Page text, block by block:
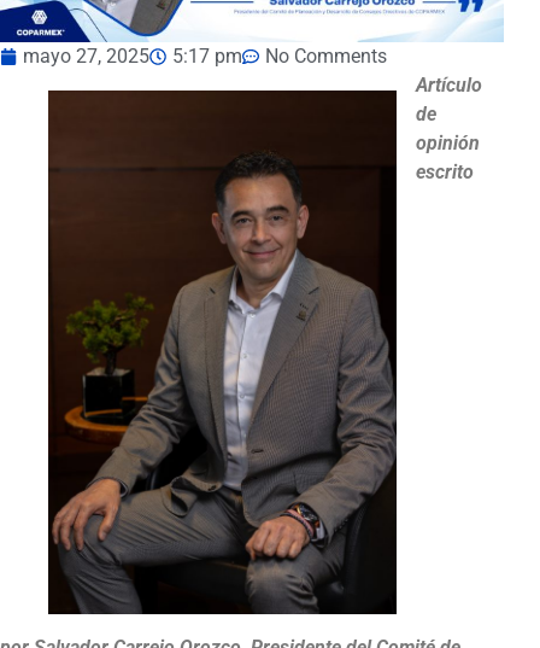
mayo 27, 2025 5:17 pm
No Comments
Artículo
de
opinión
escrito